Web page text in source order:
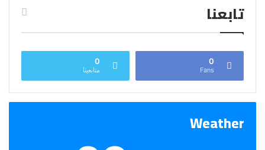
تابعنا
0
Fans
0
متابعينا
Weather